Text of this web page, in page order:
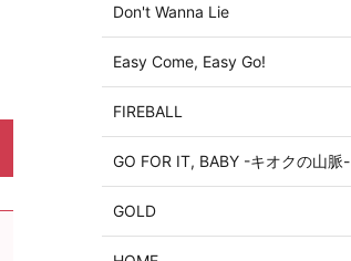
Don't Wanna Lie
Easy Come, Easy Go!
FIREBALL
GO FOR IT, BABY -キオクの山脈-
GOLD